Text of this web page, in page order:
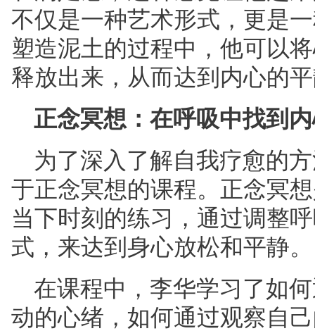
不仅是一种艺术形式，更是
塑造泥土的过程中，他可以
释放出来，从而达到内心的
正念冥想：在呼吸中找到
为了深入了解自我疗愈的
于正念冥想的课程。正念冥
当下时刻的练习，通过调整
式，来达到身心放松和平静。
在课程中，李华学习了如
动的心绪，如何通过观察自